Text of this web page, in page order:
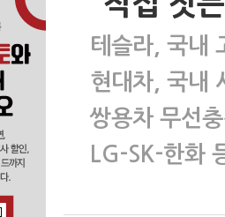
테슬라, 국내
현대차, 국내
쌍용차 무선
LG-SK-한화